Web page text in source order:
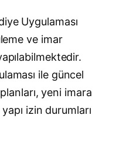
Uygulaması
ve imar
ile güncel
yeni imara
izin durumları